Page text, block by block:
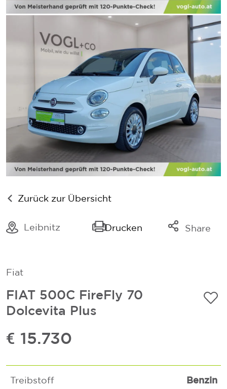
Zurück zur Übersicht
Leibnitz Drucken Share
Fiat
FIAT 500C FireFly 70
Dolcevita Plus
€ 15.730
Treibstoff Benzin